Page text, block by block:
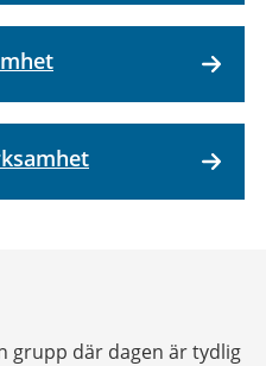
grupp där dagen är tydlig